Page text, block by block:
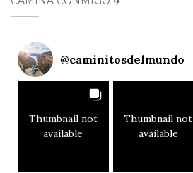
@caminitosdelmundo
Thumbnail not
available
Thumbnail not
available